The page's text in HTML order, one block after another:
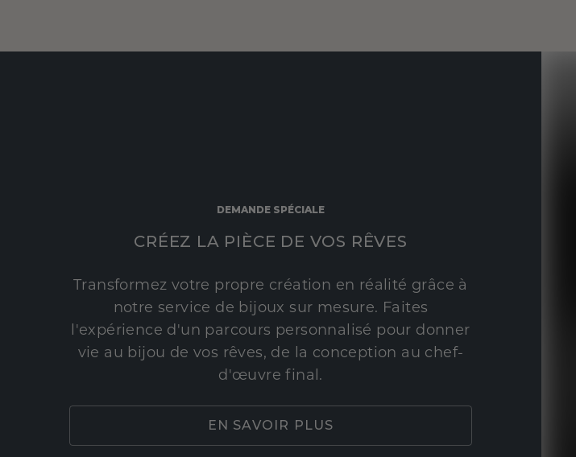
DEMANDE SPÉCIALE
CRÉEZ LA PIÈCE DE VOS RÊVES
Transformez votre propre création en réalité grâce à
notre service de bijoux sur mesure. Faites
l'expérience d'un parcours personnalisé pour donner
vie au bijou de vos rêves, de la conception au chef-
d'œuvre final.
EN SAVOIR PLUS